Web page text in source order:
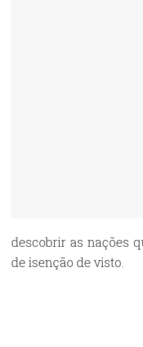
descobrir as nações
de isenção de visto.